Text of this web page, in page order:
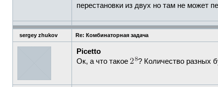
перестановки из двух но там не может
sergey zhukov Re: Комбинаторная задача
Picetto
Ок, а что такое
? Количество разных